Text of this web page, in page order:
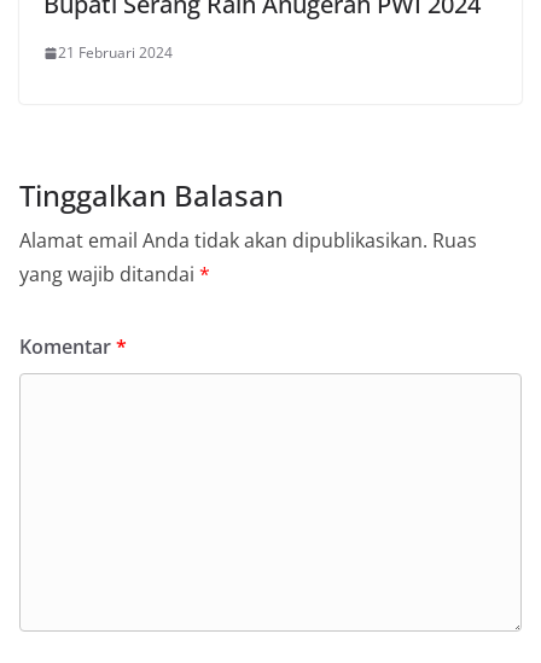
21 Februari 2024
Tinggalkan Balasan
Alamat email Anda tidak akan dipublikasikan. Ruas
yang wajib ditandai *
Komentar*